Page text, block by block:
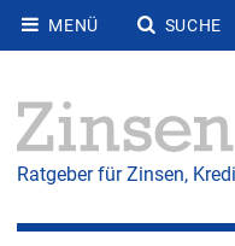
MENÜ SUCHE
Ratgeber für Zinsen,